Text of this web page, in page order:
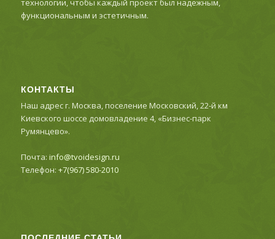
технологии, чтобы каждый проект был надежным,
функциональным и эстетичным.
КОНТАКТЫ
Наш адрес г. Москва, поселение Московский, 22-й км
Киевского шоссе домовладение 4, «Бизнес-парк
Румянцево».
Почта: info@tvoidesign.ru
Телефон: +7(967) 580-2010